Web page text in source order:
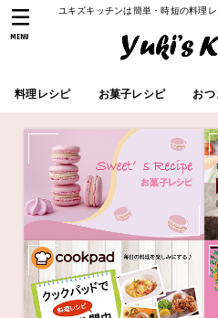
ユキズキッチンは簡単・時短の料理
料理レシピ お菓子レシピ おつ
MENU